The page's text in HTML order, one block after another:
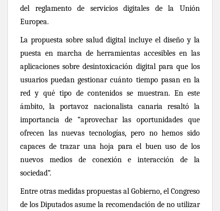
del reglamento de servicios digitales de la Unión
Europea.
La propuesta sobre salud digital incluye el diseño y la
puesta en marcha de herramientas accesibles en las
aplicaciones sobre desintoxicación digital para que los
usuarios puedan gestionar cuánto tiempo pasan en la
red y qué tipo de contenidos se muestran. En este
ámbito, la portavoz nacionalista canaria resaltó la
importancia de “aprovechar las oportunidades que
ofrecen las nuevas tecnologías, pero no hemos sido
capaces de trazar una hoja para el buen uso de los
nuevos medios de conexión e interacción de la
sociedad”.
Entre otras medidas propuestas al Gobierno, el Congreso
de los Diputados asume la recomendación de no utilizar